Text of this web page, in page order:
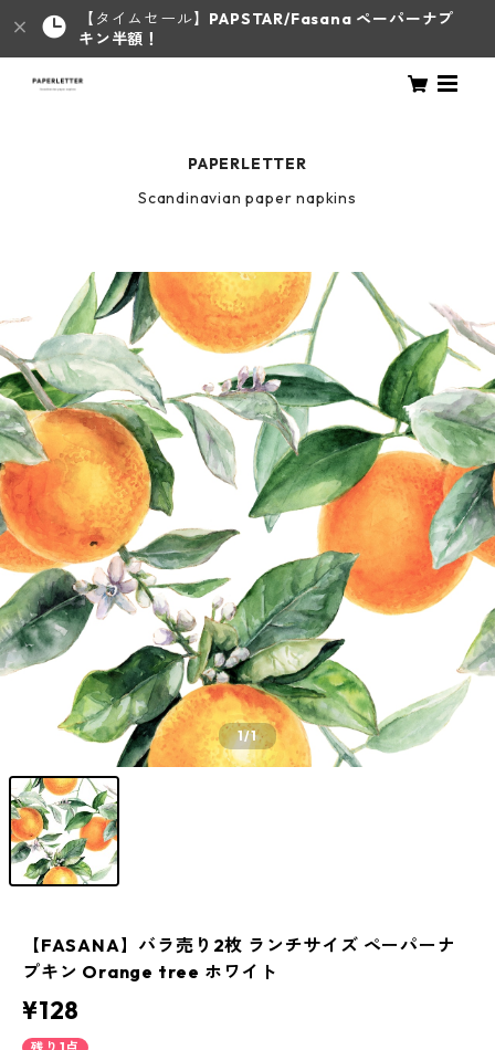
【タイムセール】 PAPSTAR/Fasana ペーパーナプ
キン半額！
PAPERLETTER
Scandinavian paper napkins
1/1
【FASANA】バラ売り2枚 ランチサイズ ペーパーナ
プキン Orange tree ホワイト
¥128